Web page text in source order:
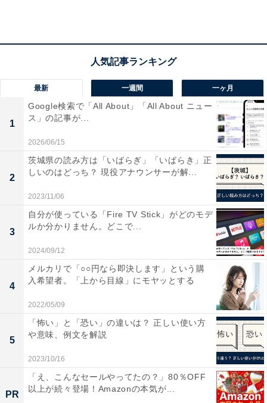
マート払い」利用分の還元率が、当初の還元率に加えて
+8％（上限300ポイント）になるお得なイベントもあり
参考記事：
メルカリユーザーが考えるクレカ「メルカード」の魅
力、楽天カードとの違いは？
今回のキャンペーンでは「メルカリで買う」「メルカリ
で売る」「お店で支払う」ことでもらえる3つの特典を
用意しています。期間は4月17日まで。また初回特典を
利用するには、メルカードを申込み、審査通過後にカー
ドが届いたらアプリにひも付け（初期設定）することが
条件になります。詳しい特典は以下の3つです。
最新 一週間 一ヶ月
1
Google検索で「All About」「All About ニュー
ス」の記事が...
2026/06/15
2
茨城県の読み方は「いばらぎ」「いばらき」正
しいのはどっち？ 現役アナウンサーが解...
2023/11/06
3
自分が使っている「Fire TV Stick」がどのモデ
ルか分かりません。どこで...
2024/09/12
4
メルカリで「○○円なら即決します」という購
入希望者。「上から目線」にモヤッとする
2022/05/09
5
「怖い」と「恐い」の違いは？ 正しい使い方
や意味、例文を解説
2023/10/16
PR
「え、こんなセールやってたの？」80％OFF
以上が続々登場！Amazonの本気が...